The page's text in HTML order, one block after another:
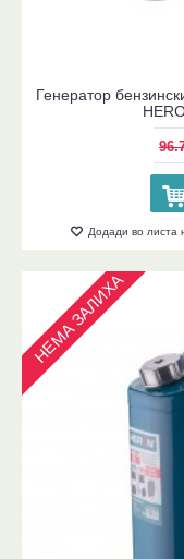
Генератор
Додади во листа
НЕМА ЗАЛИХА